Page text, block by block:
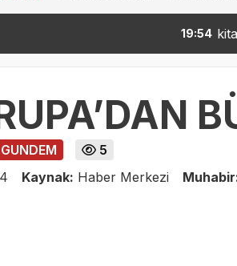
kitap
GUNDEM
5
Kaynak: Haber Merkezi